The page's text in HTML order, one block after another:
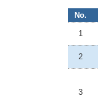
No.
1
2
3